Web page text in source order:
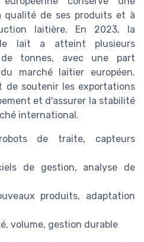
de ses produits et à
laitière. En 2023, la
lait a atteint plusieurs
tonnes, avec une part
marché laitier européen.
de soutenir les exportations
et d'assurer la stabilité
international.
de traite, capteurs
de gestion, analyse de
produits, adaptation
volume, gestion durable